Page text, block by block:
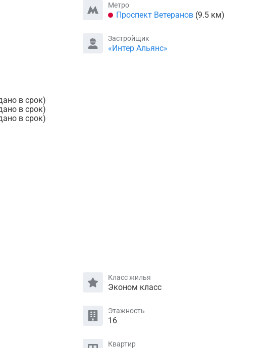
Метро
Проспект Ветеранов(9.5 км)
в срок)
в срок)
в срок)
Застройщик
«Интер Альянс»
Класс жилья
Эконом класс
Этажность
16
Квартир